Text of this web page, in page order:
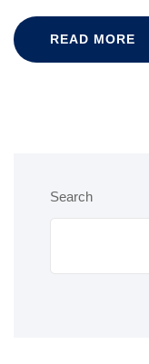
READ MORE
Search